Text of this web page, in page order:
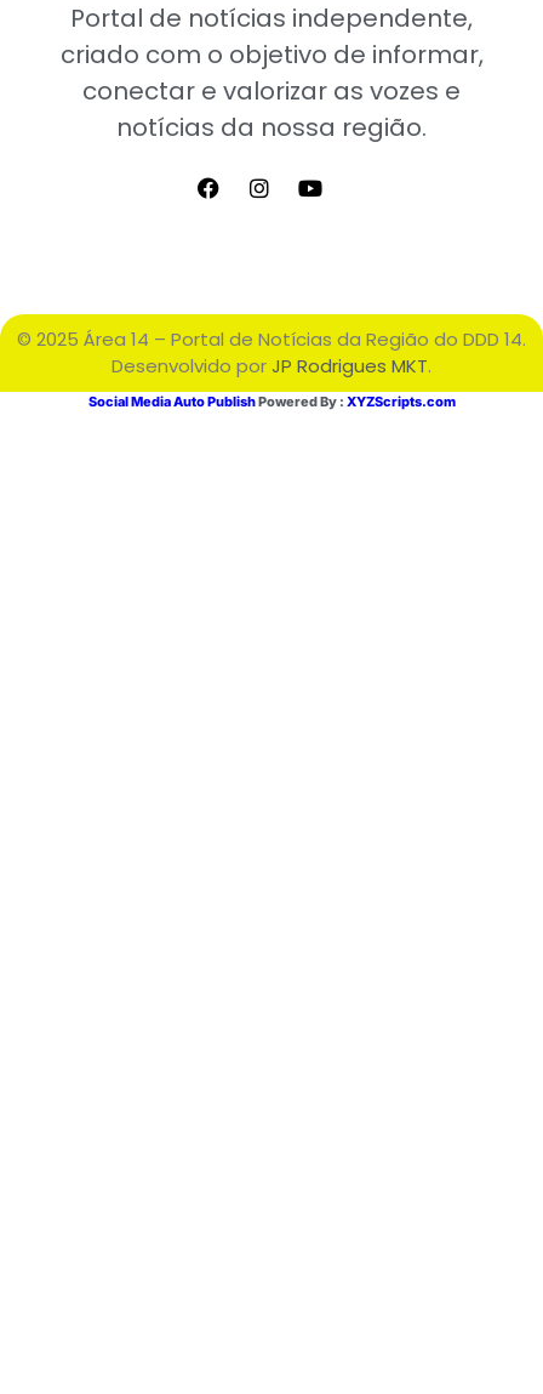
Portal de notícias independente,
criado com o objetivo de informar,
conectar e valorizar as vozes e
notícias da nossa região.
© 2025 Área 14 – Portal de Notícias da Região do DDD 14.
Desenvolvido porJP Rodrigues MKT.
Social Media Auto PublishPowered By : XYZScripts.com